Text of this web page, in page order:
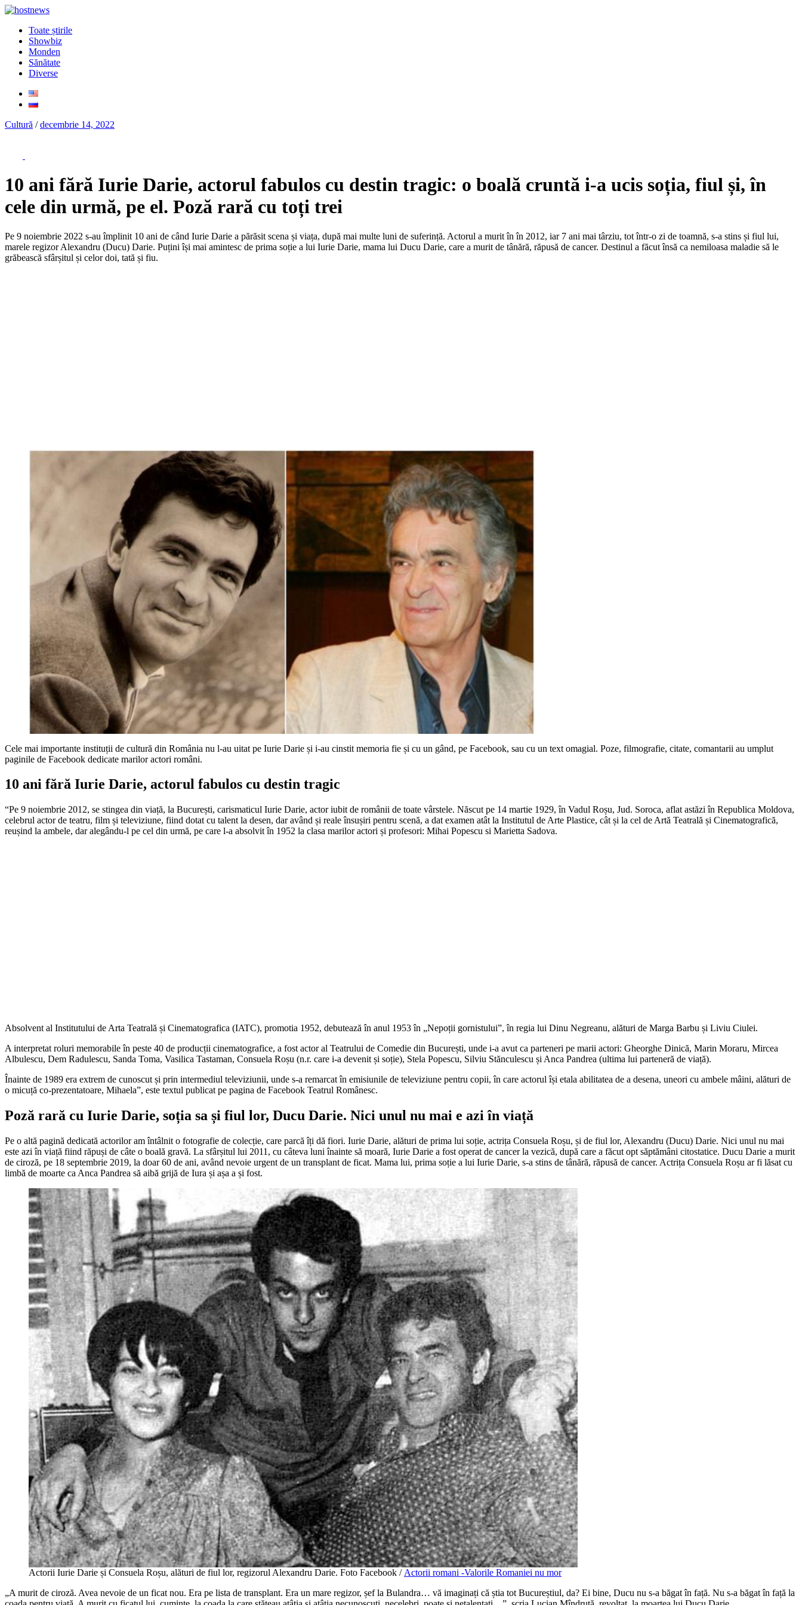
Toate știrile
Showbiz
Monden
Sănătate
Diverse
Cultură /decembrie 14, 2022
10 ani fără Iurie Darie, actorul fabulos cu destin tragic: o boală cruntă i-a ucis soția, fiul și, în
cele din urmă, pe el. Poză rară cu toți trei
Pe 9 noiembrie 2022 s-au împlinit 10 ani de când Iurie Darie a părăsit scena și viața, după mai multe luni de suferință. Actorul a murit în în 2012, iar 7 ani mai târziu, tot într-o zi de toamnă, s-a stins și fiul lui,
marele regizor Alexandru (Ducu) Darie. Puțini își mai amintesc de prima soție a lui Iurie Darie, mama lui Ducu Darie, care a murit de tânără, răpusă de cancer. Destinul a făcut însă ca nemiloasa maladie să le
grăbească sfârșitul și celor doi, tată și fiu.
Cele mai importante instituții de cultură din România nu l-au uitat pe Iurie Darie și i-au cinstit memoria fie și cu un gând, pe Facebook, sau cu un text omagial. Poze, filmografie, citate, comantarii au umplut
paginile de Facebook dedicate marilor actori români.
10 ani fără Iurie Darie, actorul fabulos cu destin tragic
“Pe 9 noiembrie 2012, se stingea din viață, la București, carismaticul Iurie Darie, actor iubit de românii de toate vârstele. Născut pe 14 martie 1929, în Vadul Roșu, Jud. Soroca, aflat astăzi în Republica Moldova,
celebrul actor de teatru, film și televiziune, fiind dotat cu talent la desen, dar având și reale însușiri pentru scenă, a dat examen atât la Institutul de Arte Plastice, cât și la cel de Artă Teatrală și Cinematografică,
reușind la ambele, dar alegându-l pe cel din urmă, pe care l-a absolvit în 1952 la clasa marilor actori și profesori: Mihai Popescu si Marietta Sadova.
Absolvent al Institutului de Arta Teatrală și Cinematografica (IATC), promotia 1952, debutează în anul 1953 în „Nepoții gornistului”, în regia lui Dinu Negreanu, alături de Marga Barbu și Liviu Ciulei.
A interpretat roluri memorabile în peste 40 de producții cinematografice, a fost actor al Teatrului de Comedie din București, unde i-a avut ca parteneri pe marii actori: Gheorghe Dinică, Marin Moraru, Mircea
Albulescu, Dem Radulescu, Sanda Toma, Vasilica Tastaman, Consuela Roșu (n.r. care i-a devenit și soție), Stela Popescu, Silviu Stănculescu și Anca Pandrea (ultima lui parteneră de viață).
Înainte de 1989 era extrem de cunoscut și prin intermediul televiziunii, unde s-a remarcat în emisiunile de televiziune pentru copii, în care actorul își etala abilitatea de a desena, uneori cu ambele mâini, alături de
o micuță co-prezentatoare, Mihaela”, este textul publicat pe pagina de Facebook Teatrul Românesc.
Poză rară cu Iurie Darie, soția sa și fiul lor, Ducu Darie. Nici unul nu mai e azi în viață
Pe o altă pagină dedicată actorilor am întâlnit o fotografie de colecție, care parcă îți dă fiori. Iurie Darie, alături de prima lui soție, actrița Consuela Roșu, și de fiul lor, Alexandru (Ducu) Darie. Nici unul nu mai
este azi în viață fiind răpuși de câte o boală gravă. La sfârșitul lui 2011, cu câteva luni înainte să moară, Iurie Darie a fost operat de cancer la vezică, după care a făcut opt săptămâni citostatice. Ducu Darie a murit
de ciroză, pe 18 septembrie 2019, la doar 60 de ani, având nevoie urgent de un transplant de ficat. Mama lui, prima soție a lui Iurie Darie, s-a stins de tânără, răpusă de cancer. Actrița Consuela Roșu ar fi lăsat cu
limbă de moarte ca Anca Pandrea să aibă grijă de Iura și așa a și fost.
Actorii Iurie Darie și Consuela Roșu, alături de fiul lor, regizorul Alexandru Darie. Foto Facebook / Actorii romani -Valorile Romaniei nu mor
„A murit de ciroză. Avea nevoie de un ficat nou. Era pe lista de transplant. Era un mare regizor, șef la Bulandra… vă imaginați că știa tot Bucureștiul, da? Ei bine, Ducu nu s-a băgat în față. Nu s-a băgat în față la